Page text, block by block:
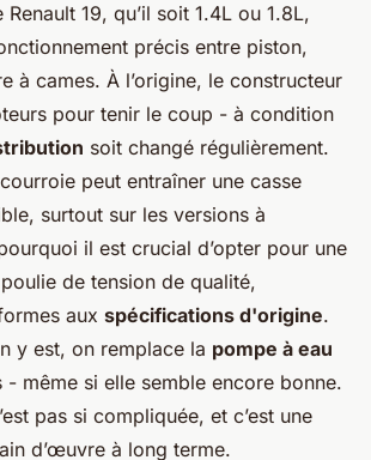
Renault 19, qu’il soit 1.4L ou 1.8L,
précis entre piston,
à cames. À l’origine, le constructeur
pour tenir le coup - à condition
soit changé régulièrement.
peut entraîner une casse
surtout sur les versions à
il est crucial d’opter pour une
de tension de qualité,
aux spécifications d'origine.
y est, on remplace la pompe à eau
- même si elle semble encore bonne.
pas si compliquée, et c’est une
d’œuvre à long terme.